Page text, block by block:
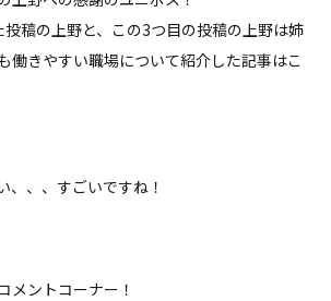
稿の上野と、この3つ目の投稿の上野は姉
働きやすい職場について紹介した記事はこ
、、、すごいですね！
メントコーナー！